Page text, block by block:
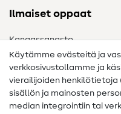
Ilmaiset oppaat
Kangassanasto
Ompelusanasto
Ompeluohjeet
Apua ja yhteystiedot
Käytämme evästeitä ja
verkkosivustollamme ja
vierailijoiden henkilötietoja
sisällön ja mainosten
median integrointiin tai